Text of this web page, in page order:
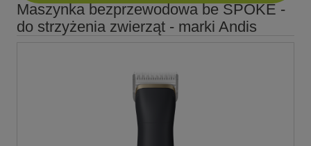
Maszynka bezprzewodowa be SPOKE -
do strzyżenia zwierząt - marki Andis